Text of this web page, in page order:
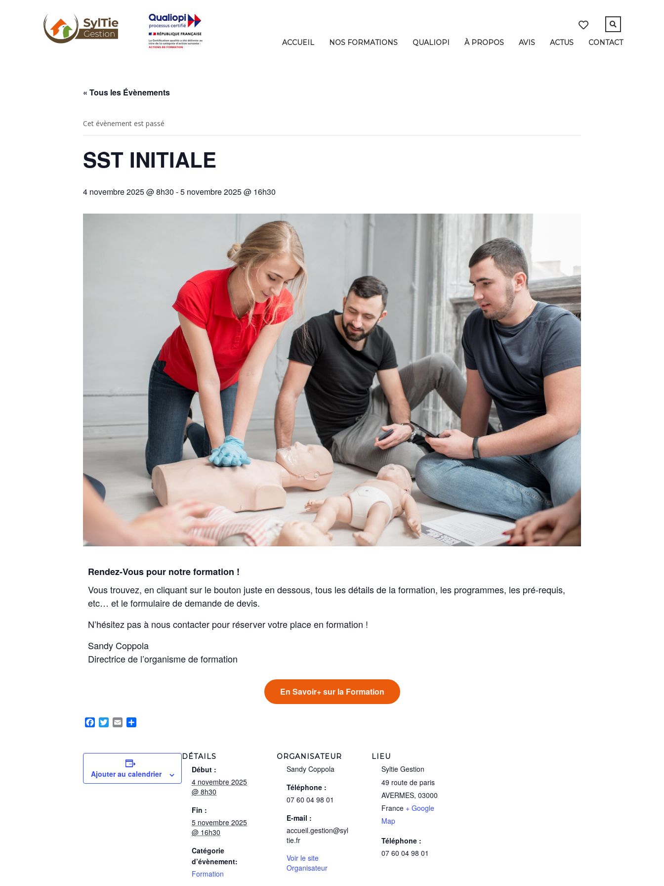
ACCUEIL NOS FORMATIONS QUALIOPI À PROPOS AVIS ACTUS CONTACT
« Tous les Évènements
Cet évènement est passé
SST INITIALE
4 novembre 2025 @ 8h30 -5 novembre 2025 @ 16h30
Rendez-Vous pour notre formation !
Vous trouvez, en cliquant sur le bouton juste en dessous, tous les détails de la formation, les programmes, les pré-requis,
etc… et le formulaire de demande de devis.
N’hésitez pas à nous contacter pour réserver votre place en formation !
Sandy Coppola
Directrice de l’organisme de formation
En Savoir+ sur la Formation
Facebook
TwitterEmail
Ajouter au calendrier
DÉTAILS
Début :
4 novembre 2025
@ 8h30
Fin :
5 novembre 2025
@ 16h30
Catégorie
d’évènement:
Formation
ORGANISATEUR
Sandy Coppola
Téléphone :
07 60 04 98 01
E-mail :
accueil.gestion@syl
tie.fr
Voir le site
Organisateur
LIEU
Syltie Gestion
49 route de paris
AVERMES, 03000
France + Google
Map
Téléphone :
07 60 04 98 01